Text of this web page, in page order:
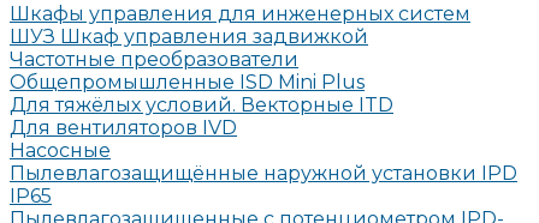
Шкафы управления для инженерных систем
ШУЗ Шкаф управления задвижкой
Частотные преобразователи
Общепромышленные ISD Mini Plus
Для тяжёлых условий. Векторные ITD
Для вентиляторов IVD
Насосные
Пылевлагозащищённые наружной установки IPD
IP65